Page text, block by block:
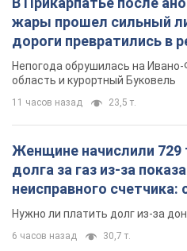
жары прошел сильный
дороги превратились в
Непогода обрушилась на
область и курортный Буковель
11 часов назад 23,5 т.
Женщине начислили 729
долга за газ из-за
неисправного счетчика:
вынес неожиданное
Нужно ли платить долг из-за
6 часов назад 30,7 т.